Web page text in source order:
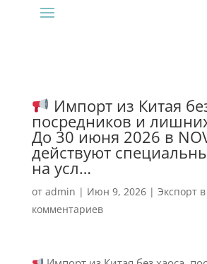
Импорт из Китая
посредников и
До 30 июня 2026 в
действуют
на усл…
от admin | Июн 9, 2026| Экспорт
комментариев